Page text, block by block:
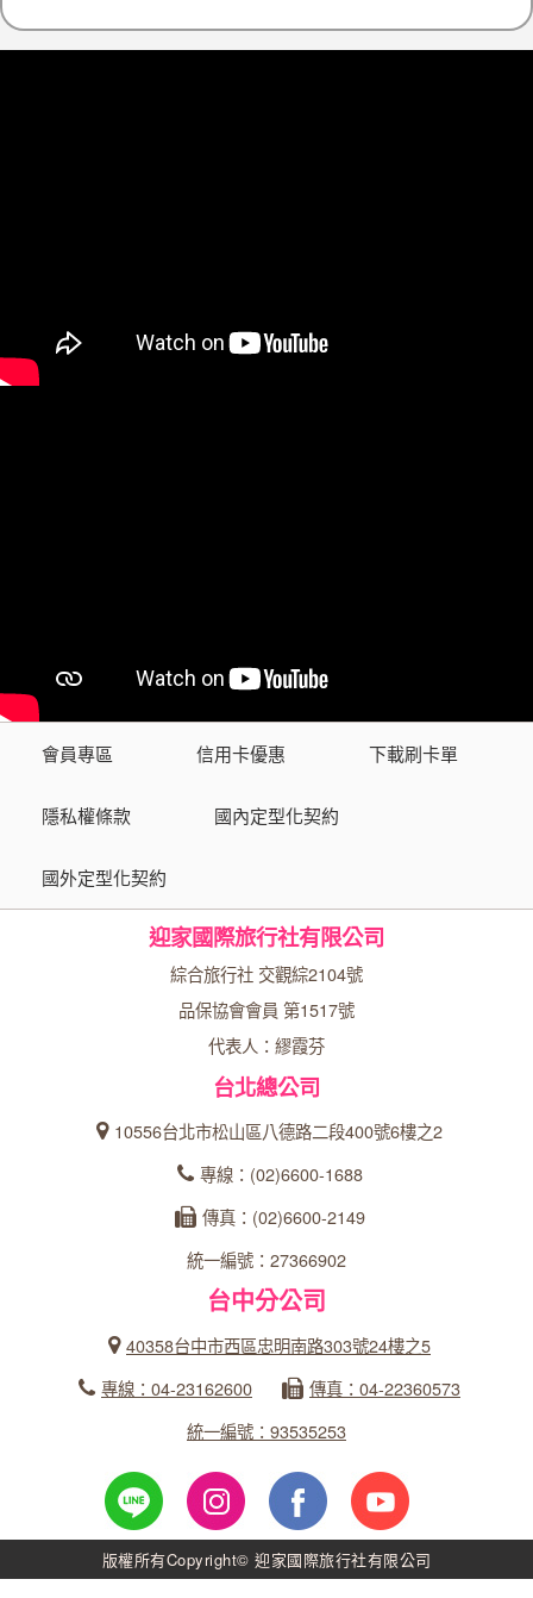
會員專區 信用卡優惠 下載刷卡單
隱私權條款 國內定型化契約
國外定型化契約
迎家國際旅行社有限公司
綜合旅行社 交觀綜2104號
品保協會會員 第1517號
代表人：繆霞芬
台北總公司
10556台北市松山區八德路二段400號6樓之2
專線：(02)6600-1688
傳真：(02)6600-2149
統一編號：27366902
台中分公司
40358台中市西區忠明南路303號24樓之5
專線：04-23162600
傳真：04-22360573
統一編號：93535253
版權所有Copyright© 迎家國際旅行社有限公司